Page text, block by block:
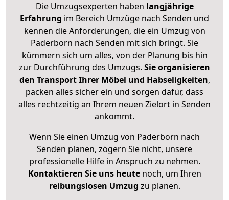
Die Umzugsexperten haben langjährige
Erfahrung im Bereich Umzüge nach Senden und
kennen die Anforderungen, die ein Umzug von
Paderborn nach Senden mit sich bringt. Sie
kümmern sich um alles, von der Planung bis hin
zur Durchführung des Umzugs. Sie organisieren
den Transport Ihrer Möbel und Habseligkeiten,
packen alles sicher ein und sorgen dafür, dass
alles rechtzeitig an Ihrem neuen Zielort in Senden
ankommt.
Wenn Sie einen Umzug von Paderborn nach
Senden planen, zögern Sie nicht, unsere
professionelle Hilfe in Anspruch zu nehmen.
Kontaktieren Sie uns heutenoch, um Ihren
reibungslosen Umzug zu planen.